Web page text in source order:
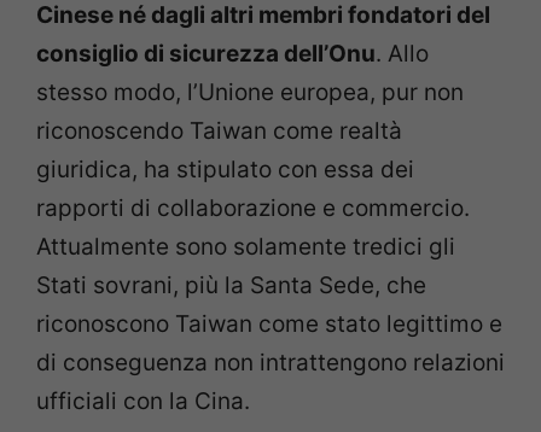
Cinese né dagli altri membri fondatori del
consiglio di sicurezza dell’Onu. Allo
stesso modo, l’Unione europea, pur non
riconoscendo Taiwan come realtà
giuridica, ha stipulato con essa dei
rapporti di collaborazione e commercio.
Attualmente sono solamente tredici gli
Stati sovrani, più la Santa Sede, che
riconoscono Taiwan come stato legittimo e
di conseguenza non intrattengono relazioni
ufficiali con la Cina.